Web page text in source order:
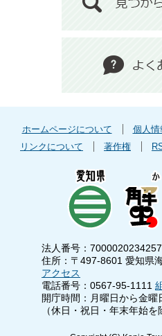
ホームページについて 個人情
リンクについて
著作権
法人番号：7000020234257
住所：〒497-8601 愛知県
アクセス
電話番号：0567-95-1111
開庁時間：月曜日から金
（休日・祝日・年末年始を